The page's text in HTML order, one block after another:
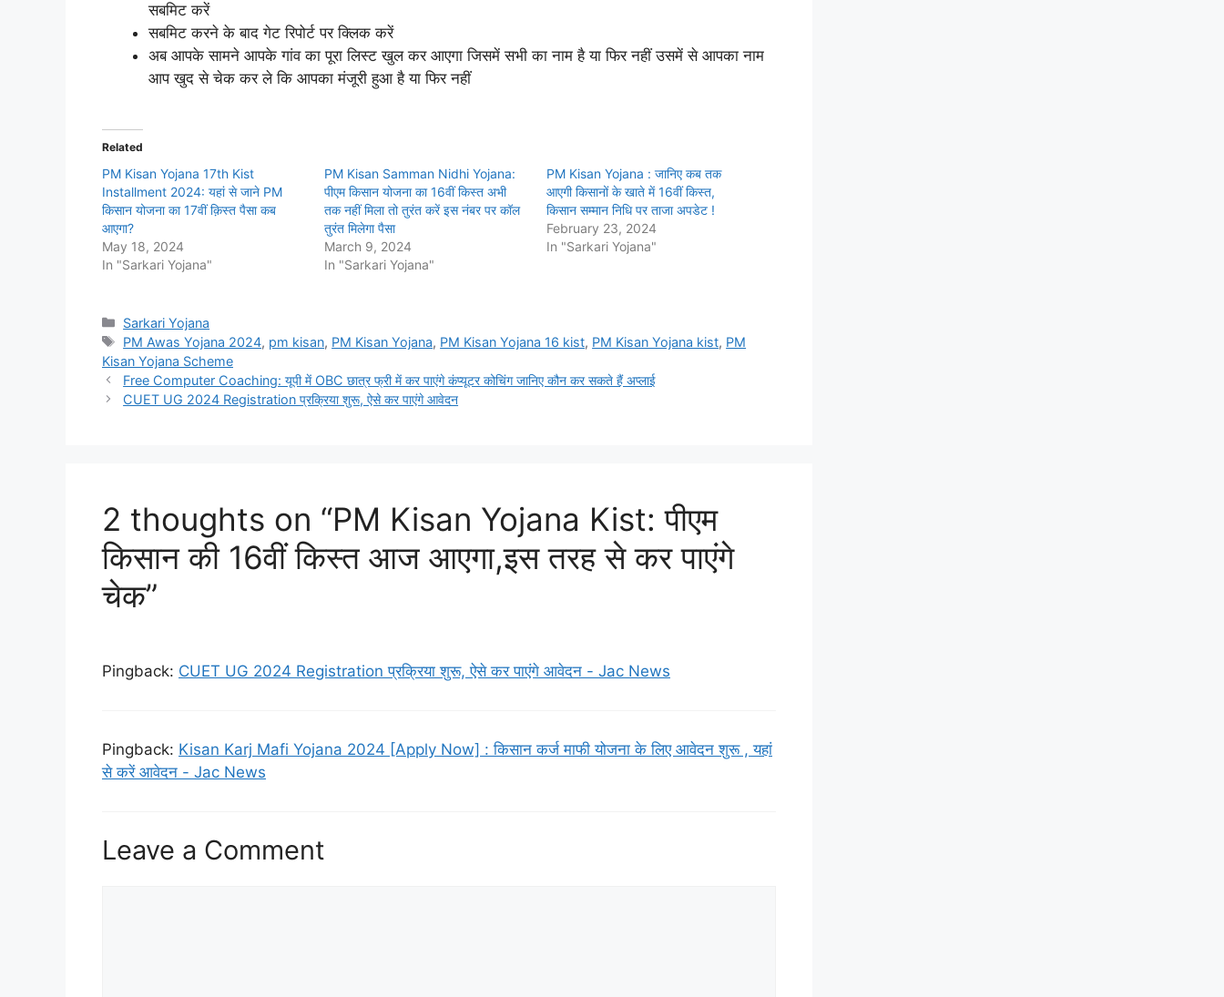
सबमिट करें
सबमिट करने के बाद गेट रिपोर्ट पर क्लिक करें
अब आपके सामने आपके गांव का पूरा लिस्ट खुल कर आएगा जिसमें सभी का नाम है या फिर नहीं उसमें से आपका नाम
आप खुद से चेक कर ले कि आपका मंजूरी हुआ है या फिर नहीं
Related
PM Kisan Yojana 17th Kist
Installment 2024: यहां से जाने PM
किसान योजना का 17वीं क़िस्त पैसा कब
आएगा?
May 18, 2024
In "Sarkari Yojana"
PM Kisan Samman Nidhi Yojana:
पीएम किसान योजना का 16वीं किस्त अभी
तक नहीं मिला तो तुरंत करें इस नंबर पर कॉल
तुरंत मिलेगा पैसा
March 9, 2024
In "Sarkari Yojana"
PM Kisan Yojana : जानिए कब तक
आएगी किसानों के खाते में 16वीं किस्त,
किसान सम्मान निधि पर ताजा अपडेट !
February 23, 2024
In "Sarkari Yojana"
Categories
Sarkari Yojana
Tags
PM Awas Yojana 2024, pm kisan, PM Kisan Yojana, PM Kisan Yojana 16 kist, PM Kisan Yojana kist, PM
Kisan Yojana Scheme
Free Computer Coaching: यूपी में OBC छात्र फ्री में कर पाएंगे कंप्यूटर कोचिंग जानिए कौन कर सकते हैं अप्लाई
CUET UG 2024 Registration प्रक्रिया शुरू, ऐसे कर पाएंगे आवेदन
2 thoughts on “PM Kisan Yojana Kist: पीएम
किसान की 16वीं किस्त आज आएगा,इस तरह से कर पाएंगे
चेक”
Pingback: CUET UG 2024 Registration प्रक्रिया शुरू, ऐसे कर पाएंगे आवेदन - Jac News
Pingback: Kisan Karj Mafi Yojana 2024 [Apply Now] : किसान कर्ज माफी योजना के लिए आवेदन शुरू , यहां
से करें आवेदन - Jac News
Leave a Comment